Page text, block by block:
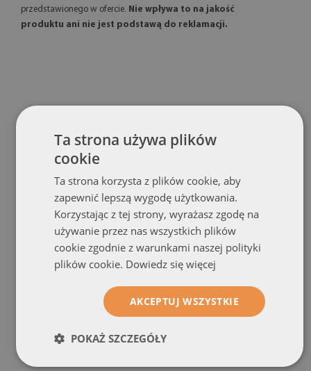
przedstawionego w ofercie. Nie wpływa to na jakość
produktu ani nie jest podstawą do reklamacji.
Lustro z nadrukiem
Nowoczesna abstrakcja
Lustro dekoracyjne
okrągłe
Ta strona używa plików
cookie
Ta strona korzysta z plików cookie, aby
zapewnić lepszą wygodę użytkowania.
Korzystając z tej strony, wyrażasz zgodę na
używanie przez nas wszystkich plików
cookie zgodnie z warunkami naszej polityki
plików cookie. Dowiedz się więcej
AKCEPTUJ WSZYSTKIE
POKAŻ SZCZEGÓŁY